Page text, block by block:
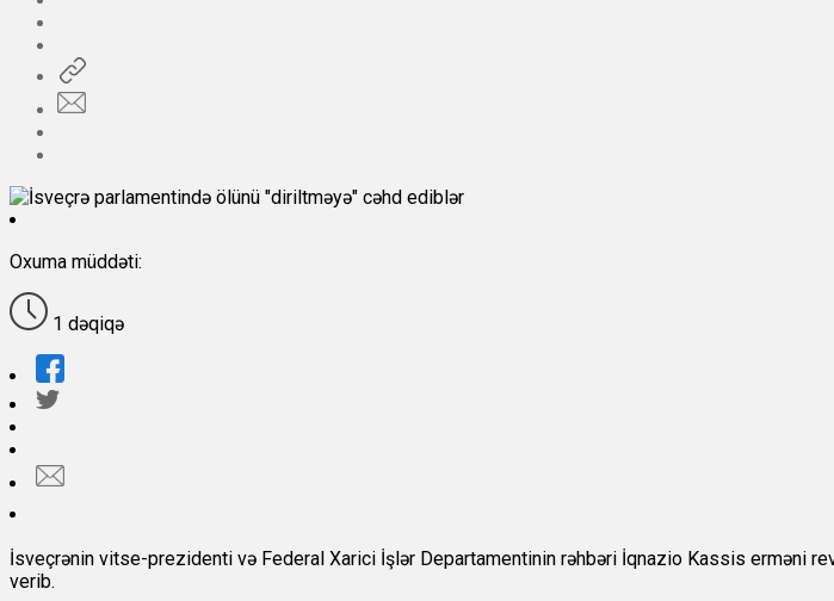
Oxuma müddəti:
1 dəqiqə
İsveçrənin vitse-prezidenti və Federal Xarici İşlər Departamentinin rəhbəri İqnazio Kassis erməni
verib.